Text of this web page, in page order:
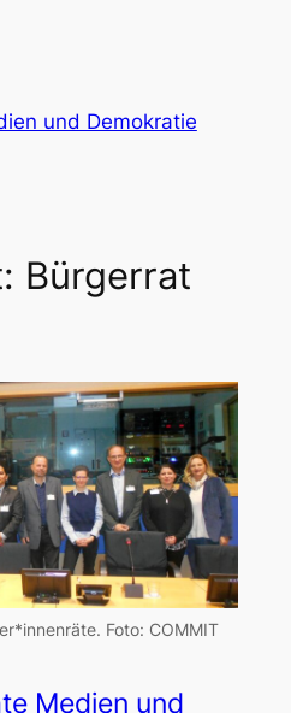
und Demokratie
Bürgerrat
Foto: COMMIT
Medien und